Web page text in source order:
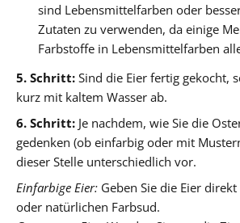
sind Lebensmittelfarben oder
Zutaten zu verwenden, da einige
Farbstoffe in Lebensmittelfarben
5. Schritt: Sind die Eier fertig gekocht,
kurz mit kaltem Wasser ab.
6. Schritt: Je nachdem, wie Sie die
gedenken (ob einfarbig oder mit
dieser Stelle unterschiedlich vor.
Einfarbige Eier: Geben Sie die Eier
oder natürlichen Farbsud.